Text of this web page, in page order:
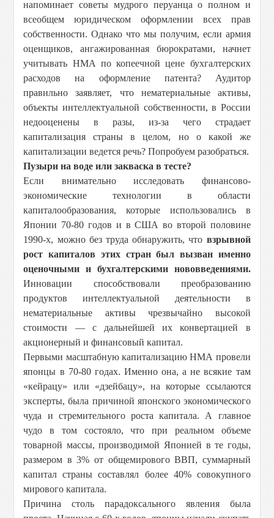
напоминает советы мудрого перуанца о полном и
всеобщем юридическом оформлении всех прав
собственности. Однако что мы получим, если армия
оценщиков, ангажированная бюрократами, начнет
учитывать НМА по копеечной цене бухгалтерских
расходов на оформление патента? Аудитор
правильно заявляет, что нематериальные активы,
объекты интеллектуальной собственности, в России
недооценены в разы, из-за чего страдает
капитализация страны в целом, но о какой же
капитализации ведется речь? Попробуем разобраться.
Пузыри на воде или закваска в тесте?
Если внимательно исследовать финансово-
экономические технологии в области
капиталообразования, которые использовались в
Японии 70-80 годов и в США во второй половине
1990-х, можно без труда обнаружить, что взрывной
рост капиталов этих стран был вызван именно
оценочными и бухгалтерскими нововведениями.
Инновации способствовали преобразованию
продуктов интеллектуальной деятельности в
нематериальные активы чрезвычайно высокой
стоимости — с дальнейшей их конвертацией в
акционерный и финансовый капитал.
Первыми масштабную капитализацию НМА провели
японцы в 70-80 годах. Именно она, а не всякие там
«кейрацу» или «дзейбацу», на которые ссылаются
эксперты, была причиной японского экономического
чуда и стремительного роста капитала. А главное
чудо в том состояло, что при реальном объеме
товарной массы, производимой Японией в те годы,
размером в 3% от общемирового ВВП, суммарный
капитал страны составлял более 40% совокупного
мирового капитала.
Причина столь парадоксального явления была